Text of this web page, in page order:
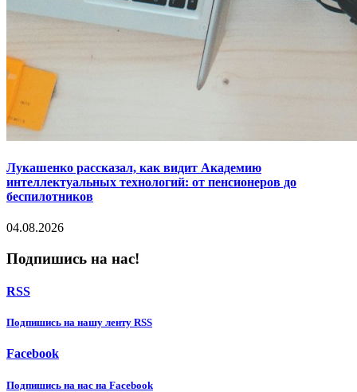
Лукашенко рассказал, как видит Академию
интеллектуальных технологий: от пенсионеров до
беспилотников
04.08.2026
Подпишись на нас!
RSS
Подпишиcь на нашу ленту RSS
Facebook
Подпишиcь на нас на Facebook